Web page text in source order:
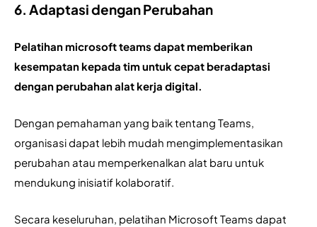
6. Adaptasi dengan Perubahan
Pelatihan microsoft teams dapat memberikan
kesempatan kepada tim untuk cepat beradaptasi
dengan perubahan alat kerja digital.
Dengan pemahaman yang baik tentang Teams,
organisasi dapat lebih mudah mengimplementasikan
perubahan atau memperkenalkan alat baru untuk
mendukung inisiatif kolaboratif.
Secara keseluruhan, pelatihan Microsoft Teams dapat